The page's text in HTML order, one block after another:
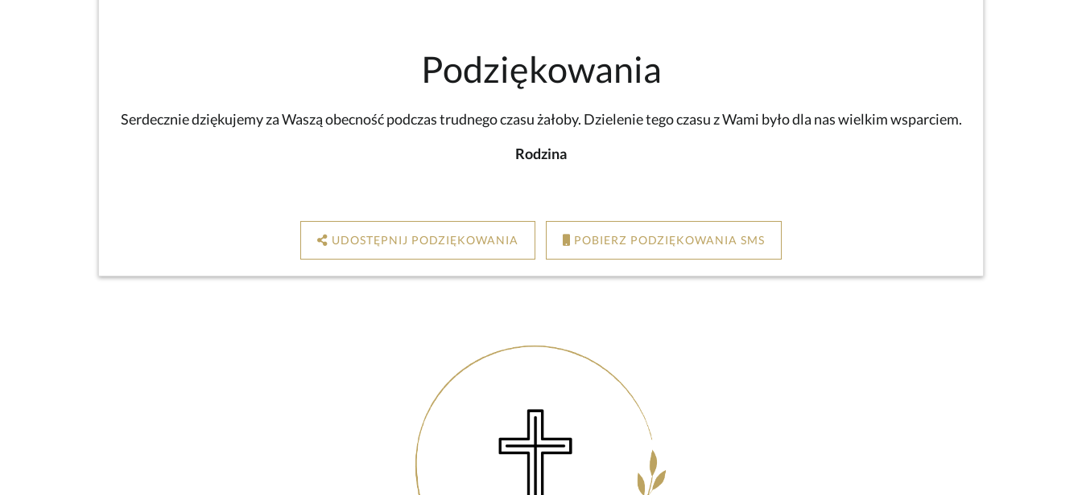
Podziękowania
Serdecznie dziękujemy za Waszą obecność podczas trudnego czasu żałoby. Dzielenie tego czasu z Wami było dla nas wielkim wsparciem.
Rodzina
UDOSTĘPNIJ PODZIĘKOWANIA POBIERZ PODZIĘKOWANIA SMS